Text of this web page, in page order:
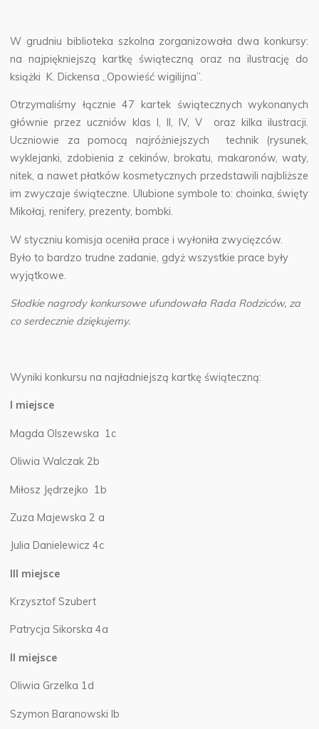
W grudniu biblioteka szkolna zorganizowała dwa konkursy:
na najpiękniejszą kartkę świąteczną oraz na ilustrację do
książki K. Dickensa „Opowieść wigilijna”.
Otrzymaliśmy łącznie 47 kartek świątecznychwykonanych
głównie przez uczniów klas I, II, IV, V oraz kilka ilustracji.
Uczniowie za pomocą najróżniejszych technik (rysunek,
wyklejanki, zdobienia z cekinów, brokatu, makaronów, waty,
nitek, a nawet płatków kosmetycznych przedstawili najbliższe
im zwyczaje świąteczne. Ulubione symbole to: choinka, święty
Mikołaj, renifery, prezenty, bombki.
W styczniu komisja oceniła prace i wyłoniła zwycięzców.
Było to bardzo trudne zadanie, gdyż wszystkie prace były
wyjątkowe.
Słodkie nagrody konkursowe ufundowała Rada Rodziców, za
co serdecznie dziękujemy.
Wyniki konkursu na najładniejszą kartkę świąteczną:
I miejsce
Magda Olszewska 1c
Oliwia Walczak 2b
Miłosz Jędrzejko 1b
Zuza Majewska 2 a
Julia Danielewicz 4c
III miejsce
Krzysztof Szubert
Patrycja Sikorska 4a
II miejsce
Oliwia Grzelka 1d
Szymon Baranowski Ib